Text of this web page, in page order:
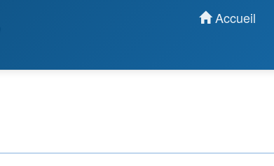
Accueil